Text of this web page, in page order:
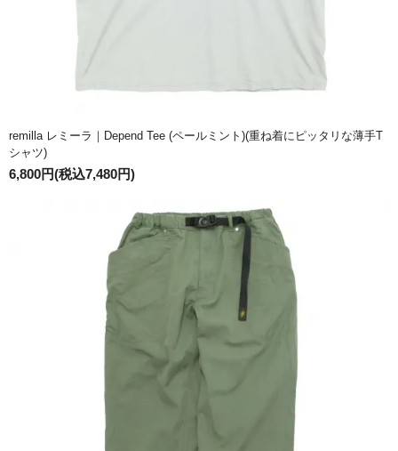
remilla レミーラ｜Depend Tee (ペールミント)(重ね着にピッタリな薄手T
シャツ)
6,800円(税込7,480円)